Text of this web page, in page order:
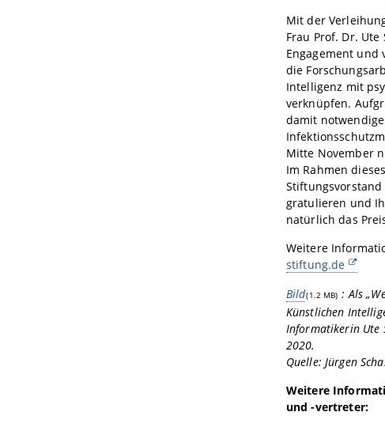
Mit der
Frau Prof. Dr.
Engagement und
die
Intelligenz mit
verknüpfen.
damit
Mitte November
Im Rahmen
gratulieren und
natürlich das
Weitere
stiftung.de
Bild(1.2 MB) : Als
Künstlichen
Informatikerin Ute
2020.
Quelle: Jürgen
Weitere
und -vertreter: